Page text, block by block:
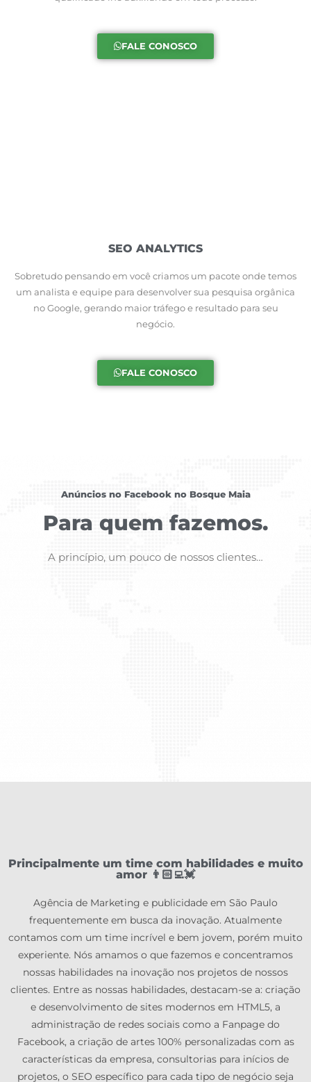
FALE CONOSCO
SEO ANALYTICS
Sobretudo pensando em você criamos um pacote onde temos
um analista e equipe para desenvolver sua pesquisa orgânica
no Google, gerando maior tráfego e resultado para seu
negócio.
FALE CONOSCO
Anúncios no Facebook no Bosque Maia
Para quem fazemos.
A princípio, um pouco de nossos clientes…
Principalmente um time com habilidades e muito
amor 👨🏻‍💻💓
Agência de Marketing e publicidade em São Paulo
frequentemente em busca da inovação. Atualmente
contamos com um time incrível e bem jovem, porém muito
experiente. Nós amamos o que fazemos e concentramos
nossas habilidades na inovação nos projetos de nossos
clientes. Entre as nossas habilidades, destacam-se a: criação
e desenvolvimento de sites modernos em HTML5, a
administração de redes sociais como a Fanpage do
Facebook, a criação de artes 100% personalizadas com as
características da empresa, consultorias para inícios de
projetos, o SEO específico para cada tipo de negócio seja